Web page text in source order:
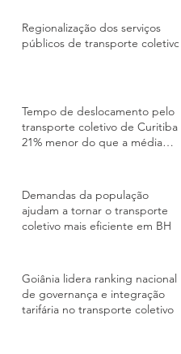
Regionalização dos serviços
públicos de transporte coletivo
Tempo de deslocamento pelo
transporte coletivo de Curitiba é
21% menor do que a média
Demandas da população
ajudam a tornar o transporte
coletivo mais eficiente em BH
Goiânia lidera ranking nacional
de governança e integração
tarifária no transporte coletivo